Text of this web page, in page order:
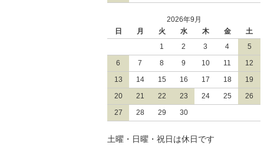
2026年9月
日
月 火 水 木 金
土
1
2 3 4
5
6
7 8 9 10 11
12
13
14 15 16 17 18
19
20
21 22 23 24 25
26
27
28 29 30
土曜・日曜・祝日は休日です